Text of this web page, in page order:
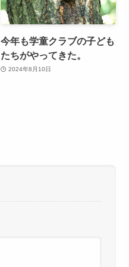
今年も学童クラブの子ども
たちがやってきた。
2024年8月10日